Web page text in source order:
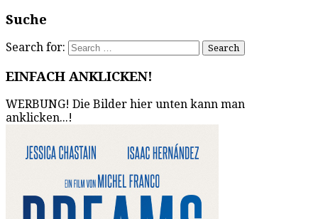
Suche
Search for:
EINFACH ANKLICKEN!
WERBUNG! Die Bilder hier unten kann man
anklicken...!